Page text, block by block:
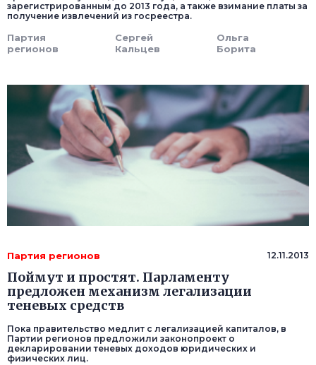
зарегистрированным до 2013 года, а также взимание платы за
получение извлечений из госреестра.
Партия
регионов
Сергей
Кальцев
Ольга
Борита
Партия регионов 12.11.2013
Поймут и простят. Парламенту
предложен механизм легализации
теневых средств
Пока правительство медлит с легализацией капиталов, в
Партии регионов предложили законопроект о
декларировании теневых доходов юридических и
физических лиц.